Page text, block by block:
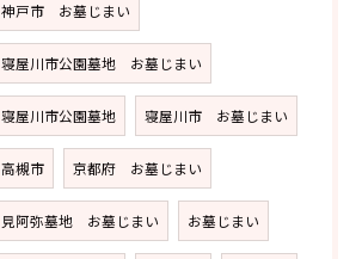
神戸市 お墓じまい
寝屋川市公園墓地 お墓じまい
寝屋川市公園墓地 寝屋川市 お墓じまい
高槻市 京都府 お墓じまい
見阿弥墓地 お墓じまい お墓じまい